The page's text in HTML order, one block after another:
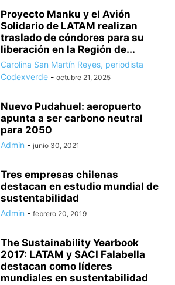
Proyecto Manku y el Avión
Solidario de LATAM realizan
traslado de cóndores para su
liberación en la Región de...
Carolina San Martín Reyes, periodista
Codexverde - octubre 21, 2025
Nuevo Pudahuel: aeropuerto
apunta a ser carbono neutral
para 2050
Admin - junio 30, 2021
Tres empresas chilenas
destacan en estudio mundial de
sustentabilidad
Admin - febrero 20, 2019
The Sustainability Yearbook
2017: LATAM y SACI Falabella
destacan como líderes
mundiales en sustentabilidad